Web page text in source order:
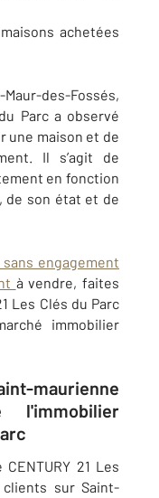
achetées
des-Fossés,
Parc a observé
une maison et de
Il s’agit de
en fonction
de son état et de
engagement
à vendre, faites
Les Clés du Parc
immobilier
maurienne
l'immobilier
21 Les
clients sur Saint-